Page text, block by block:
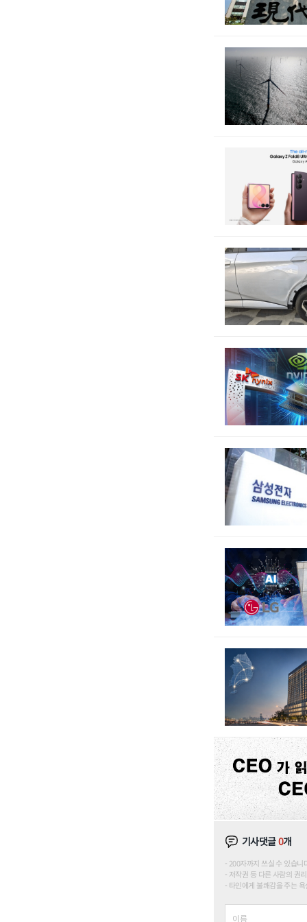
기사댓글0개
200자까지 쓰실 수 있습
저작권 등 다른 사람의 권
타인에게 불쾌감을 주는